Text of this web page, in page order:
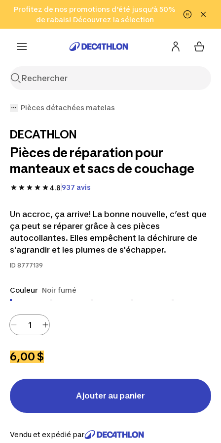
Aller à la recherche Aller au contenu Aller au pied de
Profitez de nos promotions d'été jusqu'à 50%
de rabais! Découvrez la sélection
Cliquez ici
en seulement 2 h!
(Zones sélectionnées)
Pièces détachées matelas
DECATHLON
Pièces de réparation pour
manteaux et sacs de couchage
4.8 937 avis
Un accroc, ça arrive! La bonne nouvelle, c’est que
ça peut se réparer grâce à ces pièces
autocollantes. Elles empêchent la déchirure de
s'agrandir et les plumes de s'échapper.
ID 8777139
Couleur Noir fumé
6,00 $
Ajouter au panier
Vendu et expédié par